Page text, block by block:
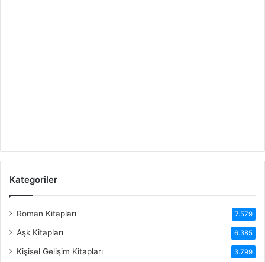
Kategoriler
Roman Kitapları 7.579
Aşk Kitapları 6.385
Kişisel Gelişim Kitapları 3.799